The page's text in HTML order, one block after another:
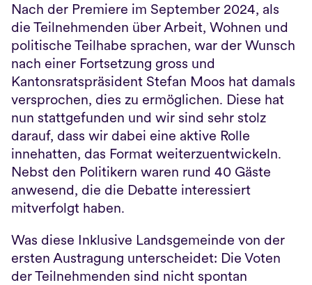
Nach der Premiere im September 2024, als
die Teilnehmenden über Arbeit, Wohnen und
politische Teilhabe sprachen, war der Wunsch
nach einer Fortsetzung gross und
Kantonsratspräsident Stefan Moos hat damals
versprochen, dies zu ermöglichen. Diese hat
nun stattgefunden und wir sind sehr stolz
darauf, dass wir dabei eine aktive Rolle
innehatten, das Format weiterzuentwickeln.
Nebst den Politikern waren rund 40 Gäste
anwesend, die die Debatte interessiert
mitverfolgt haben.
Was diese Inklusive Landsgemeinde von der
ersten Austragung unterscheidet: Die Voten
der Teilnehmenden sind nicht spontan